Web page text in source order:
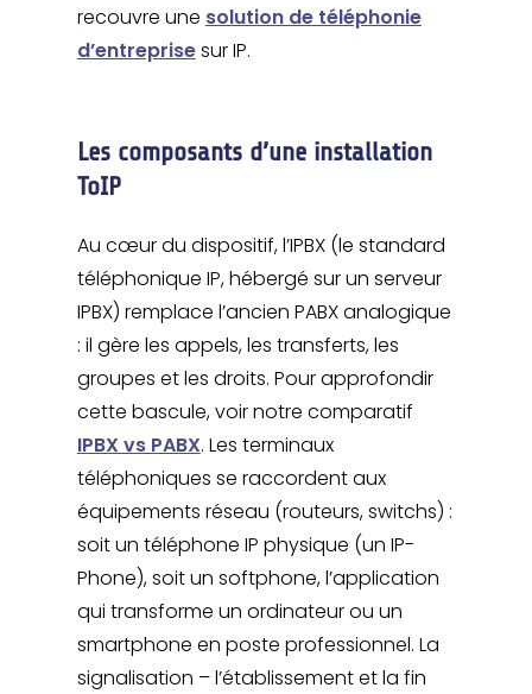
recouvre une solution de téléphonie
d’entreprisesur IP.
Les composants d’une installation
ToIP
Au cœur du dispositif, l’IPBX (le standard
téléphonique IP, hébergé sur un serveur
IPBX) remplace l’ancien PABX analogique
: il gère les appels, les transferts, les
groupes et les droits. Pour approfondir
cette bascule, voir notre comparatif
IPBX vs PABX. Les terminaux
téléphoniques se raccordent aux
équipements réseau (routeurs, switchs) :
soit un téléphone IP physique (un IP-
Phone), soit un softphone, l’application
qui transforme un ordinateur ou un
smartphone en poste professionnel. La
signalisation – l’établissement et la fin